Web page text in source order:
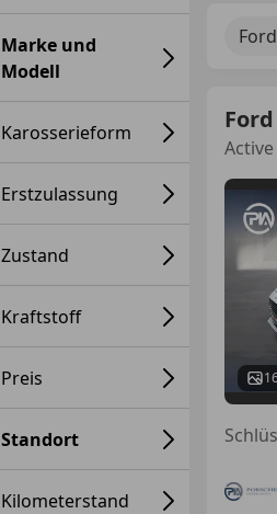
Marke und
Modell
Karosserieform
Erstzulassung
Zustand
Kraftstoff
Preis
Standort
Kilometerstand
Ford